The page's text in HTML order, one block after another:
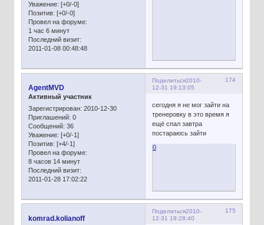
Уважение: [+0/-0]
Позитив: [+0/-0]
Провел на форуме:
1 час 6 минут
Последний визит:
2011-01-08 00:48:48
Поделиться 174
2010-
12-31 19:13:05
AgentMVD
Активный участник
Зарегистрирован: 2010-12-30
Приглашений: 0
Сообщений: 36
Уважение: [+0/-1]
Позитив: [+4/-1]
Провел на форуме:
8 часов 14 минут
Последний визит:
2011-01-28 17:02:22
сегодня я не мог зайти на
тренеровку в это время я
ещё спал завтра
постараюсь зайти
0
Поделиться 175
2010-
12-31 19:28:40
komrad.kolianoff